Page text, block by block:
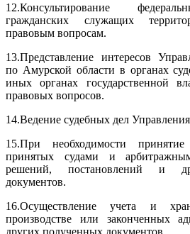
12.Консультирование
гражданских служащих
правовым вопросам.
13.Представление интересов
по Амурской области в органах
иных органах государственной
правовых вопросов.
14.Ведение судебных дел
15.При необходимости
принятых судами и
решений, постановлений и
документов.
16.Осуществление учета и
производстве или законченных
других полученных документов.